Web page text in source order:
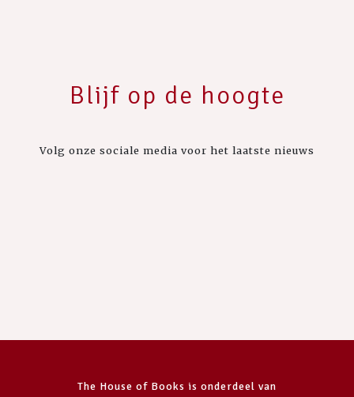
Blijf op de hoogte
Volg onze sociale media voor het laatste nieuws
The House of Books is onderdeel van